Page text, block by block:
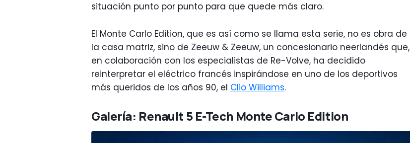
situación punto por punto para que quede más claro.
El Monte Carlo Edition, que es así como se llama esta serie, no es obra de
la casa matriz, sino de Zeeuw & Zeeuw, un concesionario neerlandés que,
en colaboración con los especialistas de Re-Volve, ha decidido
reinterpretar el eléctrico francés inspirándose en uno de los deportivos
más queridos de los años 90, el Clio Williams.
Galería: Renault 5 E-Tech Monte Carlo Edition